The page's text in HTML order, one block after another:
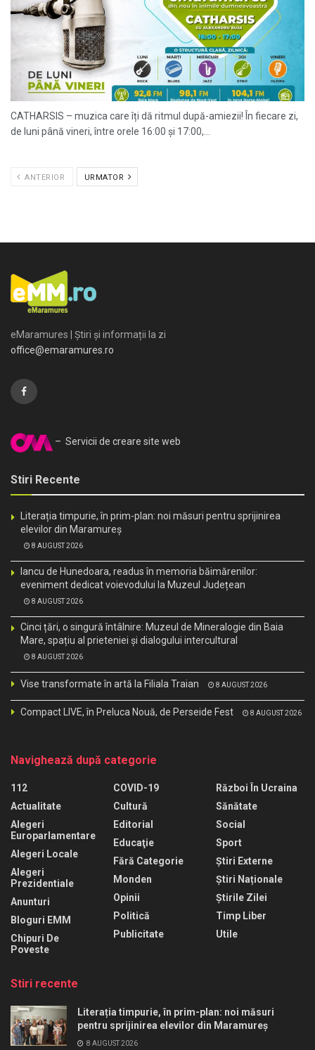
CATHARSIS – muzica care îți dă ritmul după-amiezii! În fiecare zi,
de luni până vineri, între orele 16:00 și 17:00,...
ANTERIOR URMATOR
eMaramures | Știri și informații la zi
office@emaramures.ro
– Servicii de creare site web
Stiri Recente
Literația timpurie, în prim-plan: noi măsuri pentru sprijinirea
elevilor din Maramureș
8 AUGUST 2026
Iancu de Hunedoara, readus în memoria băimărenilor:
eveniment dedicat voievodului la Muzeul Județean
8 AUGUST 2026
Cinci țări, o singură întâlnire: Muzeul de Mineralogie din Baia
Mare, spațiu al prieteniei și dialogului intercultural
8 AUGUST 2026
Vise transformate în artă la Filiala Traian 8 AUGUST 2026
Compact LIVE, în Preluca Nouă, de Perseide Fest 8 AUGUST 2026
Navighează după categorie
112
Actualitate
Alegeri
Europarlamentare
Alegeri Locale
Alegeri
Prezidentiale
Anunturi
Bloguri EMM
Chipuri De
Poveste
COVID-19
Cultură
Editorial
Educaţie
Fără Categorie
Monden
Opinii
Politică
Publicitate
Război În Ucraina
Sănătate
Social
Sport
Știri Externe
Știri Naționale
Știrile Zilei
Timp Liber
Utile
Stiri recente
Literația timpurie, în prim-plan: noi măsuri
pentru sprijinirea elevilor din Maramureș
8 AUGUST 2026